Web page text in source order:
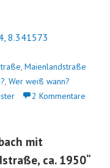
8.341573
, Maienlandstraße
, Wer weiß wann?
2 Kommentare
mit
ca. 1950“